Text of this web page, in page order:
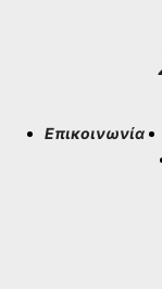
Επικοινωνία